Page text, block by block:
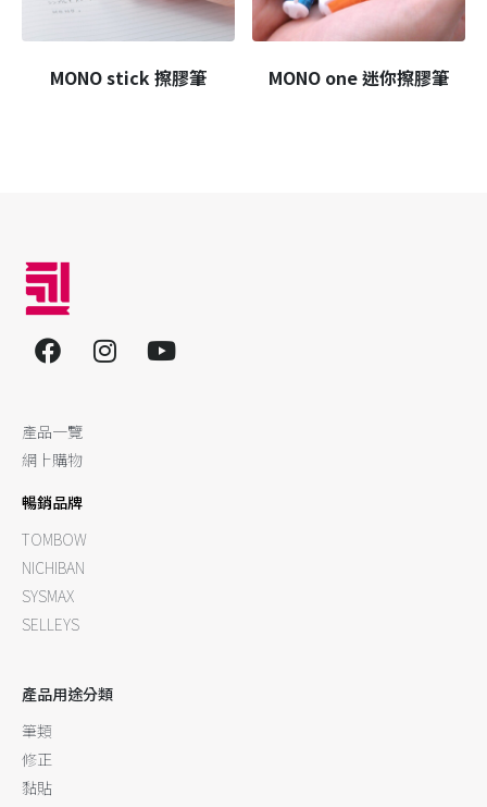
MONO stick 擦膠筆 MONO one 迷你擦膠筆
產品一覽
網上購物
暢銷品牌
TOMBOW
NICHIBAN
SYSMAX
SELLEYS
產品用途分類
筆類
修正
黏貼